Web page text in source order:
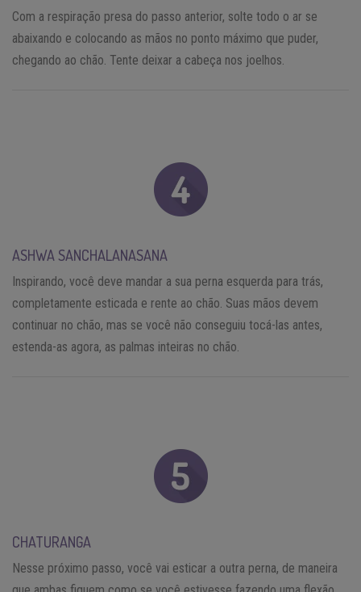
Com a respiração presa do passo anterior, solte todo o ar se
abaixando e colocando as mãos no ponto máximo que puder,
chegando ao chão. Tente deixar a cabeça nos joelhos.
ASHWA SANCHALANASANA
Inspirando, você deve mandar a sua perna esquerda para trás,
completamente esticada e rente ao chão. Suas mãos devem
continuar no chão, mas se você não conseguiu tocá-las antes,
estenda-as agora, as palmas inteiras no chão.
CHATURANGA
Nesse próximo passo, você vai esticar a outra perna, de maneira